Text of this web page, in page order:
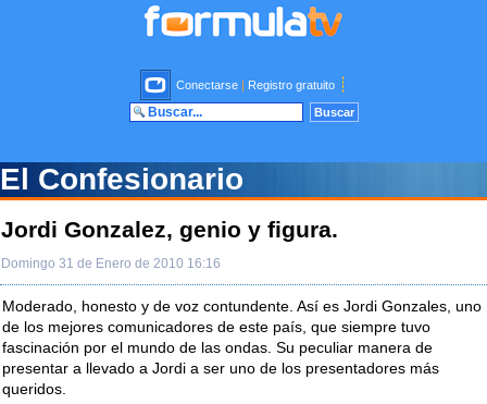
Conectarse | Registro gratuito
El Confesionario
Jordi Gonzalez, genio y figura.
Domingo 31 de Enero de 2010 16:16
Moderado, honesto y de voz contundente. Así es Jordi Gonzales, uno
de los mejores comunicadores de este país, que siempre tuvo
fascinación por el mundo de las ondas. Su peculiar manera de
presentar a llevado a Jordi a ser uno de los presentadores más
queridos.